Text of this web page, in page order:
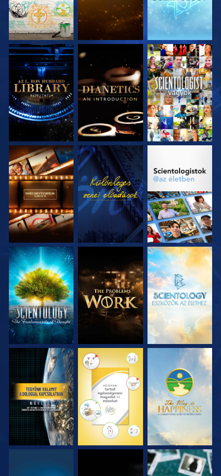
A SOROZAT
RÉSZEI
A SOROZAT
RÉSZEI
MŰSORNÉZÉS
A SOROZAT
RÉSZEI
MŰSORNÉZÉS
A SOROZAT
A SOROZAT
RÉSZEI
A SOROZAT
RÉSZEI
A SOROZAT
RÉSZEI
MŰSORNÉZÉS MŰSORNÉZÉS MŰSORNÉZÉS